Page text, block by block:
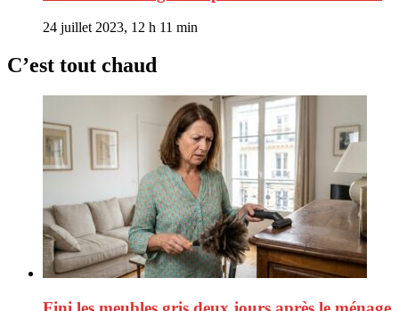
24 juillet 2023, 12 h 11 min
C’est tout chaud